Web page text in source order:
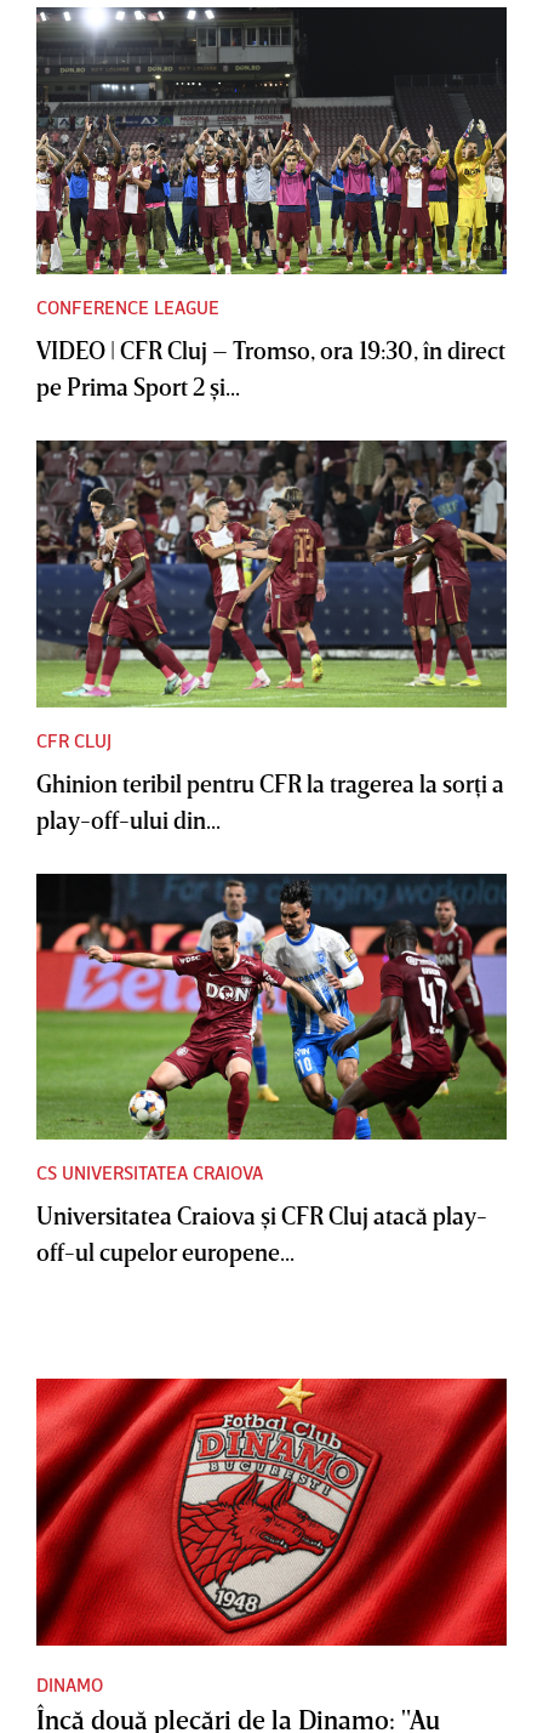
CONFERENCE LEAGUE
VIDEO | CFR Cluj – Tromso, ora 19:30, în direct
pe Prima Sport 2 şi...
CFR CLUJ
Ghinion teribil pentru CFR la tragerea la sorţi a
play-off-ului din...
CS UNIVERSITATEA CRAIOVA
Universitatea Craiova şi CFR Cluj atacă play-
off-ul cupelor europene...
DINAMO
Încă două plecări de la Dinamo: "Au